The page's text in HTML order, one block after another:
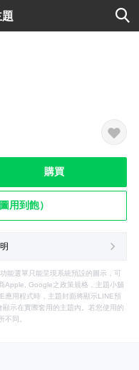
購買
用到飽）
能選單只能呈現系統預設的圖示，可
Apple, Google之政策規格，主題小舖
應用程式時，主題封面將顯示LINE預
示在實際套用的主題內。若您使用的
不同。